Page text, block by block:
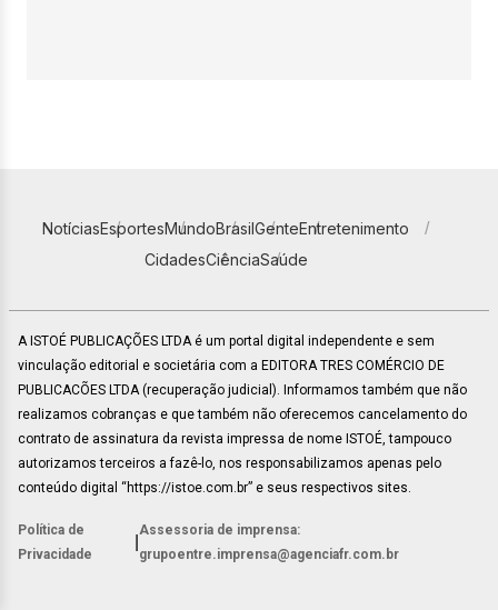
NotíciasEsportesMundoBrasilGenteEntretenimento
CidadesCiênciaSaúde
A ISTOÉ PUBLICAÇÕES LTDA é um portal digital independente e sem
vinculação editorial e societária com a EDITORA TRES COMÉRCIO DE
PUBLICACÕES LTDA (recuperação judicial). Informamos também que não
realizamos cobranças e que também não oferecemos cancelamento do
contrato de assinatura da revista impressa de nome ISTOÉ, tampouco
autorizamos terceiros a fazê-lo, nos responsabilizamos apenas pelo
conteúdo digital “https://istoe.com.br” e seus respectivos sites.
Política de
Privacidade
Assessoria de imprensa:
grupoentre.imprensa@agenciafr.com.br